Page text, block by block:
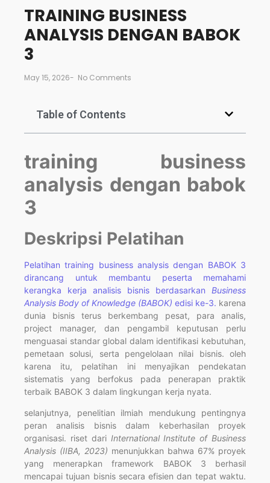
TRAINING BUSINESS
ANALYSIS DENGAN BABOK
3
May 15, 2026- No Comments
Table of Contents
training business
analysis dengan babok
3
Deskripsi Pelatihan
Pelatihan training business analysis dengan BABOK 3
dirancang untuk membantu peserta memahami
kerangka kerja analisis bisnis berdasarkan Business
Analysis Body of Knowledge (BABOK) edisi ke-3. karena
dunia bisnis terus berkembang pesat, para analis,
project manager, dan pengambil keputusan perlu
menguasai standar global dalam identifikasi kebutuhan,
pemetaan solusi, serta pengelolaan nilai bisnis. oleh
karena itu, pelatihan ini menyajikan pendekatan
sistematis yang berfokus pada penerapan praktik
terbaik BABOK 3 dalam lingkungan kerja nyata.
selanjutnya, penelitian ilmiah mendukung pentingnya
peran analisis bisnis dalam keberhasilan proyek
organisasi. riset dari International Institute of Business
Analysis (IIBA, 2023) menunjukkan bahwa 67% proyek
yang menerapkan framework BABOK 3 berhasil
mencapai tujuan bisnis secara efisien dan tepat waktu.